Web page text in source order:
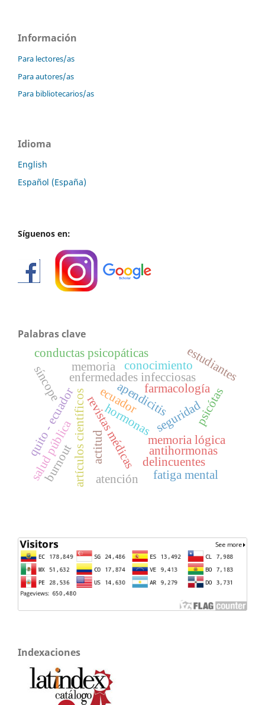
Información
Para lectores/as
Para autores/as
Para bibliotecarios/as
Idioma
English
Español (España)
Síguenos en:
Palabras clave
memoria lógica
antihormonas
hormonas
farmacología
revistas médicas
artículos científicos
enfermedades infecciosas
apendicitis
quito - ecuador
atención
memoria
conductas psicopáticas
delincuentes
psicótas
síncope
seguridad
ecuador
salud pública
conocimiento
actitud
estudiantes
fatiga mental
burnout
Indexaciones